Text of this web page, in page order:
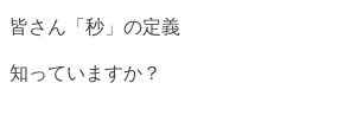
皆さん「秒」の定義
知っていますか？